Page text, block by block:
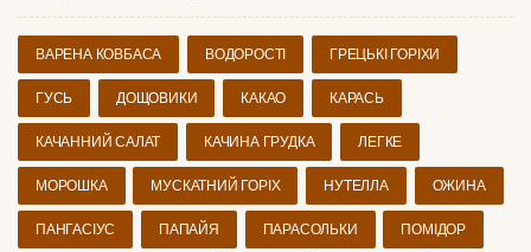
ВАРЕНА КОВБАСА ВОДОРОСТІ ГРЕЦЬКІ ГОРІХИ
ГУСЬ ДОЩОВИКИ КАКАО КАРАСЬ
КАЧАННИЙ САЛАТ КАЧИНА ГРУДКА ЛЕГКЕ
МОРОШКА МУСКАТНИЙ ГОРІХ НУТЕЛЛА ОЖИНА
ПАНГАСІУС ПАПАЙЯ ПАРАСОЛЬКИ ПОМІДОР